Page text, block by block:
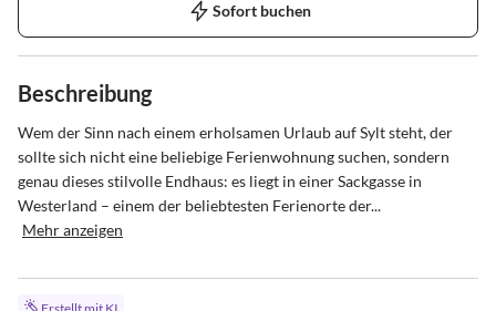
Sofort buchen
Beschreibung
Wem der Sinn nach einem erholsamen Urlaub auf Sylt steht, der
sollte sich nicht eine beliebige Ferienwohnung suchen, sondern
genau dieses stilvolle Endhaus: es liegt in einer Sackgasse in
Westerland – einem der beliebtesten Ferienorte der...
Mehr anzeigen